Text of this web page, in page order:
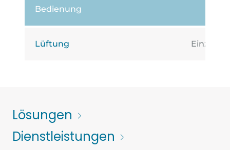
Bedienung
Lüftung
Lösungen
Dienstleistungen